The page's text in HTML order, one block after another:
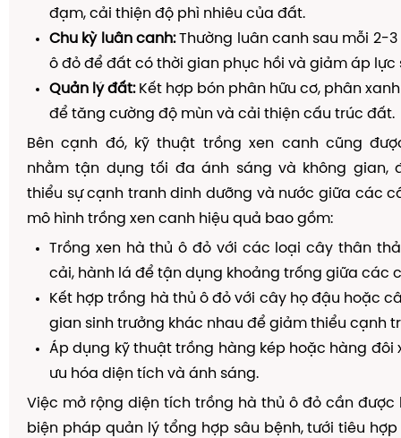
đạm, cải thiện độ phì nhiêu của đất.
Chu kỳ luân canh:Thường luân canh sau mỗi 2-
ô đỏ để đất có thời gian phục hồi và giảm áp lực
Quản lý đất:Kết hợp bón phân hữu cơ, phân
để tăng cường độ mùn và cải thiện cấu trúc đất.
Bên cạnh đó, kỹ thuật trồng xen canh cũng
nhằm tận dụng tối đa ánh sáng và không gian,
thiểu sự cạnh tranh dinh dưỡng và nước giữa các
mô hình trồng xen canh hiệu quả bao gồm:
Trồng xen hà thủ ô đỏ với các loại cây thân
cải, hành lá để tận dụng khoảng trống giữa các
Kết hợp trồng hà thủ ô đỏ với cây họ đậu hoặc
gian sinh trưởng khác nhau để giảm thiểu cạnh
Áp dụng kỹ thuật trồng hàng kép hoặc hàng đôi
ưu hóa diện tích và ánh sáng.
Việc mở rộng diện tích trồng hà thủ ô đỏ cần được
biện pháp quản lý tổng hợp sâu bệnh, tưới tiêu